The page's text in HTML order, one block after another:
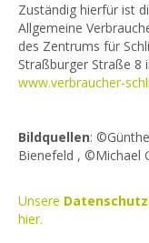
Zuständig hierfür ist
Allgemeine
des Zentrums für
Straßburger Straße 8
www.verbraucher-
Bildquellen:
Bienefeld , ©Michael
Unsere
hier.